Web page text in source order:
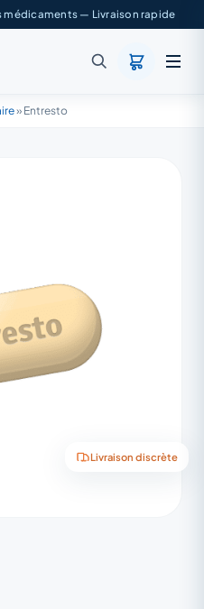
médicaments — Livraison rapide
» Entresto
Livraison discrète